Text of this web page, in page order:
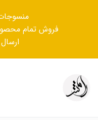
فروش تمام